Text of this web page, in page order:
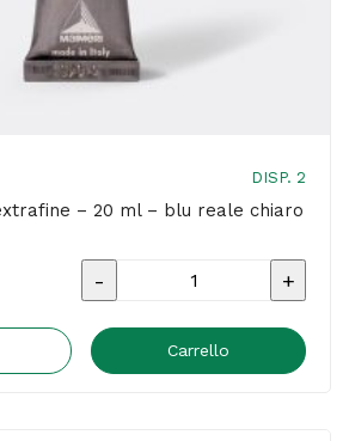
DISP. 2
– 20 ml – blu reale chiaro
Colore
olio
Carrello